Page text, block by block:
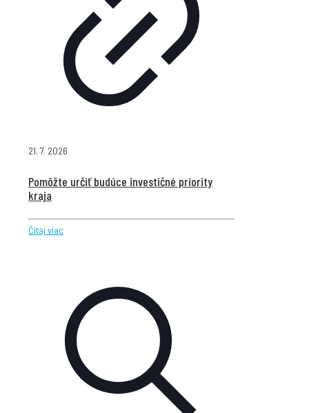
21. 7. 2026
Pomôžte určiť budúce investičné priority
kraja
Čítaj viac